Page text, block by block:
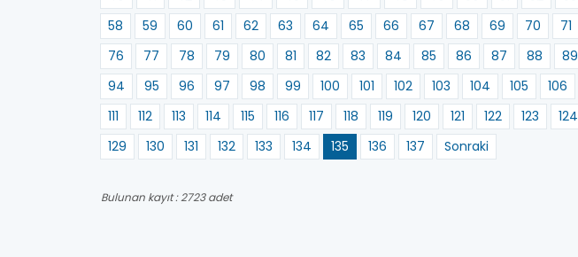
58
59 60 61 62 63 64 65 66 67 68 69 70 71
76
77 78 79 80 81 82 83 84 85 86 87 88 89
94
95 96 97 98 99 100 101 102 103 104 105 106
111
112 113 114 115 116 117 118 119 120 121 122 123 124
129
130 131 132 133 134 135 136 137 Sonraki
Bulunan kayıt : 2723 adet